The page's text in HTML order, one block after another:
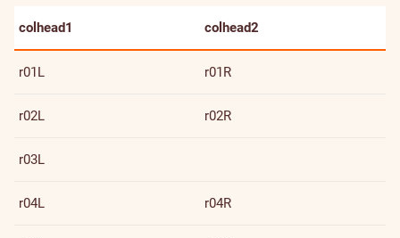
colhead1 colhead2
r01L r01R
r02L r02R
r03L
r04L r04R